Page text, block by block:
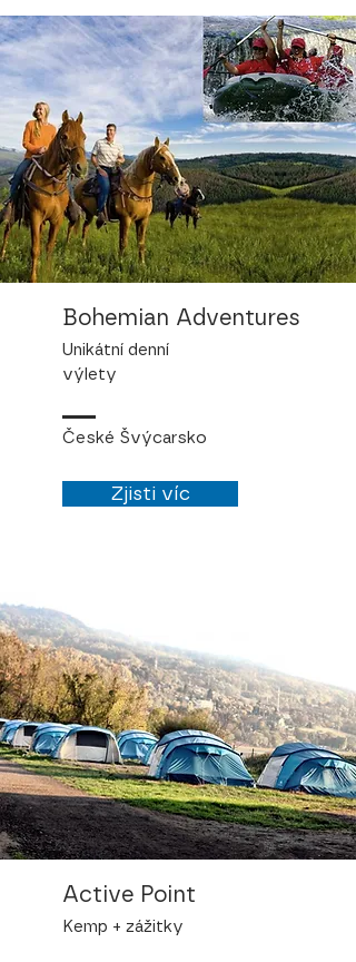
Bohemian Adventures
Unikátní denní
výlety
České Švýcarsko
Zjisti víc
Active Point
Kemp + zážitky